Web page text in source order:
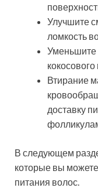
Улучшите
ломкость
Уменьшите
кокосового
Втирание
доставку
В следующем
которые вы
питания волос.